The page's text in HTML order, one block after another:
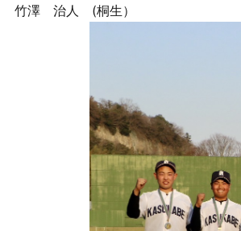
竹澤 治人 (桐生）